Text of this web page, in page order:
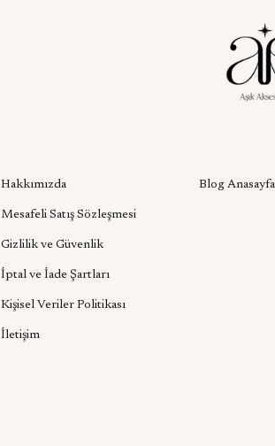
Hakkımızda
Mesafeli Satış Sözleşmesi
Gizlilik ve Güvenlik
İptal ve İade Şartları
Kişisel Veriler Politikası
İletişim
Blog Anasayfa